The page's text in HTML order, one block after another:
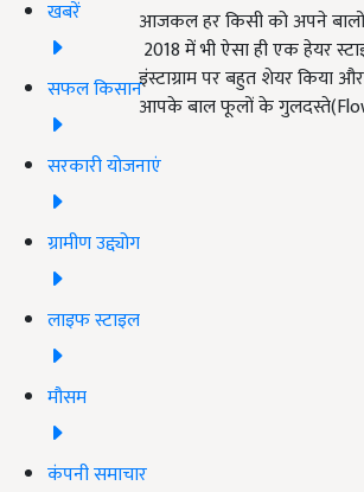
खबरें
सफल किसान
सरकारी योजनाएं
ग्रामीण उद्द्योग
लाइफ स्टाइल
मौसम
कंपनी समाचार
आजकल हर किसी को अपने बालों
2018 में भी ऐसा ही एक हेयर
इंस्टाग्राम पर बहुत शेयर किया
आपके बाल फूलों के